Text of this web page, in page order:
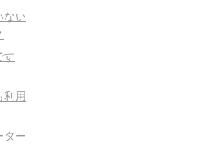
ない
す
利用
ター